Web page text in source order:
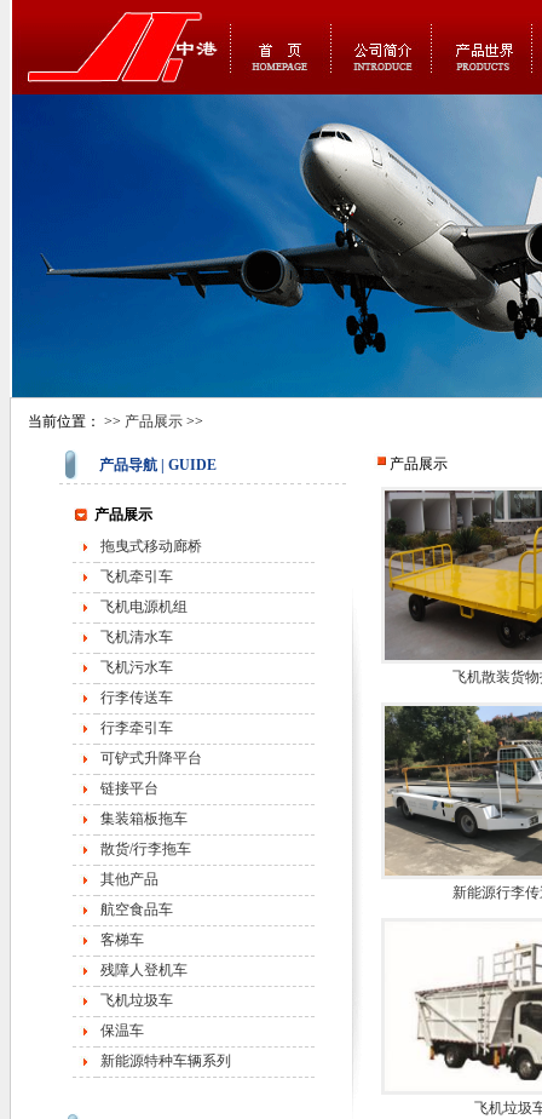
当前位置： >> 产品展示>>
产品导航 | GUIDE 产品展示
飞机散装货
新能源行李
飞机垃圾
产品展示
拖曳式移动廊桥
飞机牵引车
飞机电源机组
飞机清水车
飞机污水车
行李传送车
行李牵引车
可铲式升降平台
链接平台
集装箱板拖车
散货/行李拖车
其他产品
航空食品车
客梯车
残障人登机车
飞机垃圾车
保温车
新能源特种车辆系列